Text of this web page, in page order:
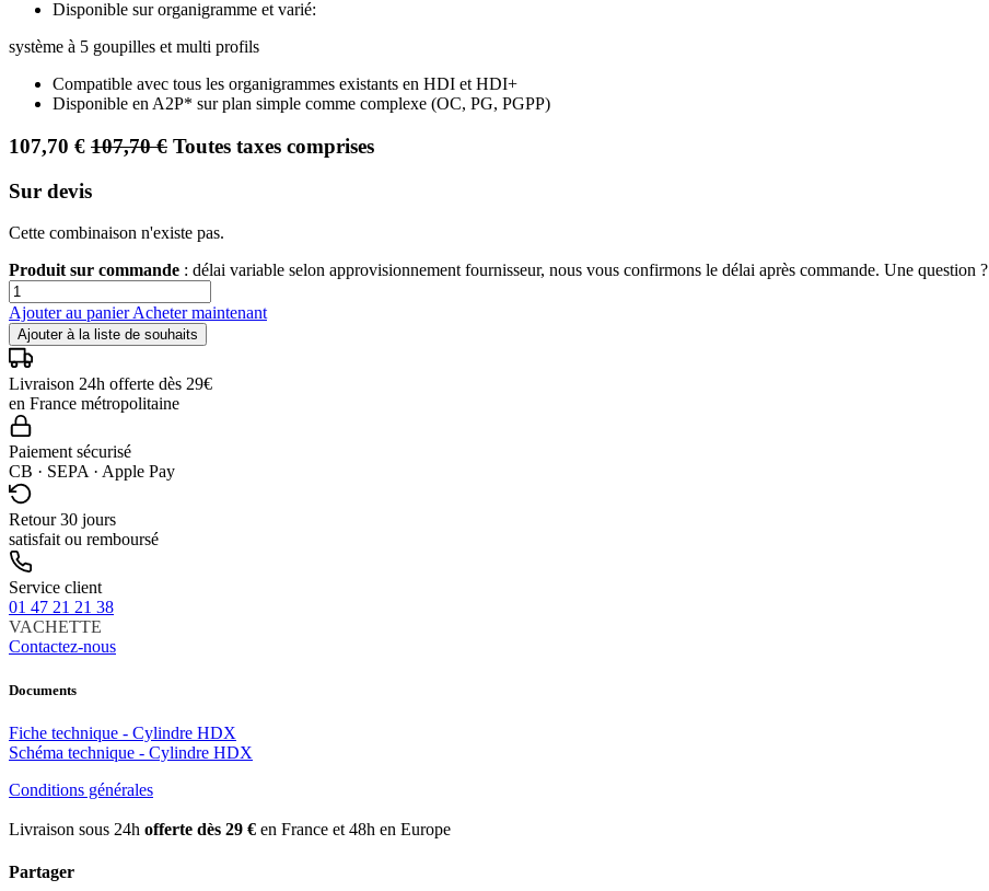
Disponible sur organigramme et varié:
système à 5 goupilles et multi profils
Compatible avec tous les organigrammes existants en HDI et HDI+
Disponible en A2P* sur plan simple comme complexe (OC, PG, PGPP)
107,70 € 107,70€ Toutes taxes comprises
Sur devis
Cette combinaison n'existe pas.
Produit sur commande : délai variable selon approvisionnement fournisseur, nous vous confirmons le délai après commande. Une question ?
Ajouter au panierAcheter maintenant
Ajouter à la liste de souhaits
Livraison 24h offerte dès 29€
en France métropolitaine
Paiement sécurisé
CB · SEPA · Apple Pay
Retour 30 jours
satisfait ou remboursé
Service client
01 47 21 21 38
VACHETTE
Contactez-nous
Documents
Fiche technique - Cylindre HDX
Schéma technique - Cylindre HDX
Conditions générales
Livraison sous 24h offerte dès 29 € en France et 48h en Europe
Partager